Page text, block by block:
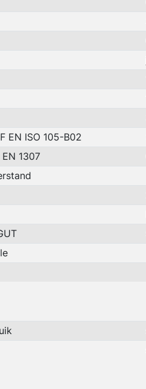
EN ISO 105-B02
1307